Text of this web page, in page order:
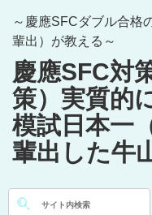
content
～慶應SFCダブル合格
輩出）が教える～
慶應SFC対
策）実質的
模試日本一
輩出した牛
検